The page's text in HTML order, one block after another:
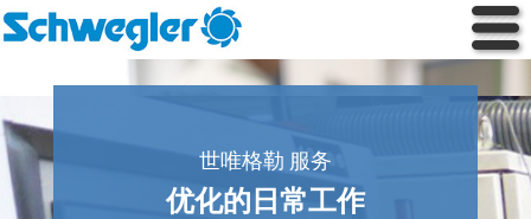
世唯格勒 服务
优化的日常工作